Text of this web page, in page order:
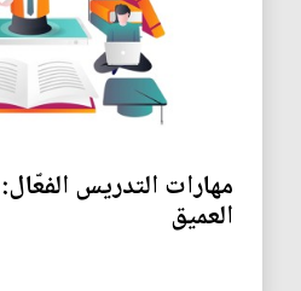
مهارات التدريس الفعّال:
العميق